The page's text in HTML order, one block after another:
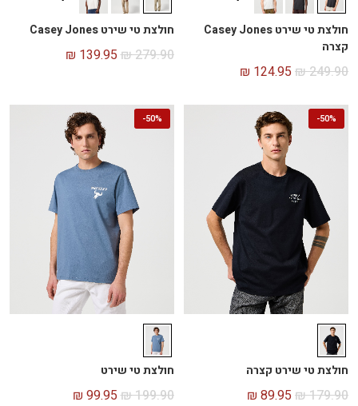
חולצת טי שירט Casey Jones
קצרה
₪249.90
₪ 124.95
חולצת טי שירט Casey Jones
₪279.90
₪ 139.95
50%
-
חולצת טי שירט קצרה
₪179.90
₪ 89.95
50%
-
חולצת טי שירט
₪199.90
₪ 99.95